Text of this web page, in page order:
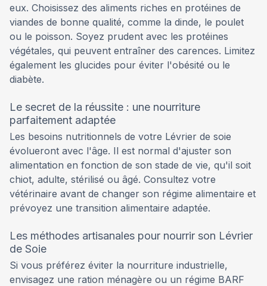
eux. Choisissez des aliments riches en protéines de
viandes de bonne qualité, comme la dinde, le poulet
ou le poisson. Soyez prudent avec les protéines
végétales, qui peuvent entraîner des carences. Limitez
également les glucides pour éviter l'obésité ou le
diabète.
Le secret de la réussite : une nourriture
parfaitement adaptée
Les besoins nutritionnels de votre Lévrier de soie
évolueront avec l'âge. Il est normal d'ajuster son
alimentation en fonction de son stade de vie, qu'il soit
chiot, adulte, stérilisé ou âgé. Consultez votre
vétérinaire avant de changer son régime alimentaire et
prévoyez une transition alimentaire adaptée.
Les méthodes artisanales pour nourrir son Lévrier
de Soie
Si vous préférez éviter la nourriture industrielle,
envisagez une ration ménagère ou un régime BARF